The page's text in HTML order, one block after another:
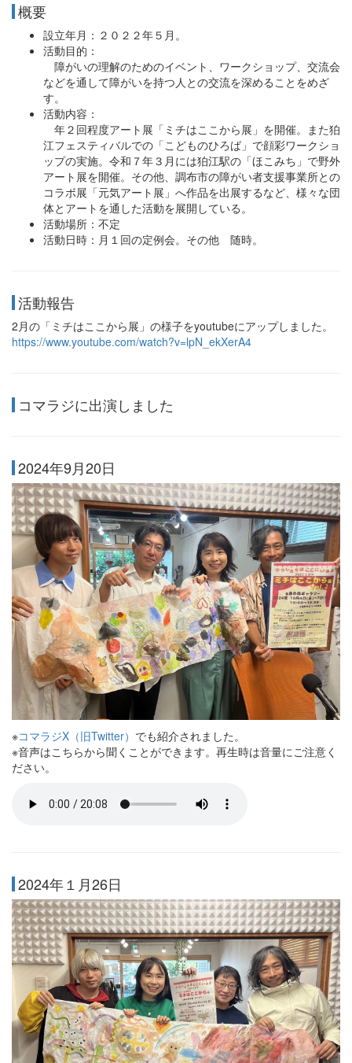
概要
設立年月：２０２２年５月。
活動目的：
障がいの理解のためのイベント、ワークショップ、交流会
などを通して障がいを持つ人との交流を深めることをめざ
す。
活動内容：
年２回程度アート展「ミチはここから展」を開催。また狛
江フェスティバルでの「こどものひろば」で顔彩ワークショ
ップの実施。令和７年３月には狛江駅の「ほこみち」で野外
アート展を開催。その他、調布市の障がい者支援事業所との
コラボ展「元気アート展」へ作品を出展するなど、様々な団
体とアートを通した活動を展開している。
活動場所：不定
活動日時：月１回の定例会。その他 随時。
活動報告
2月の「ミチはここから展」の様子をyoutubeにアップしました。
https://www.youtube.com/watch?v=lpN_ekXerA4
コマラジに出演しました
2024年9月20日
※コマラジX（旧Twitter） でも紹介されました。
※音声はこちらから聞くことができます。再生時は音量にご注意く
ださい。
2024年１月26日